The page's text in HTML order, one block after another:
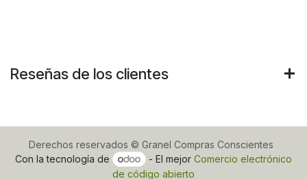
Reseñas de los clientes
Derechos reservados © Granel Compras Conscientes
Con la tecnología de
- El mejor Comercio electrónico
de código abierto